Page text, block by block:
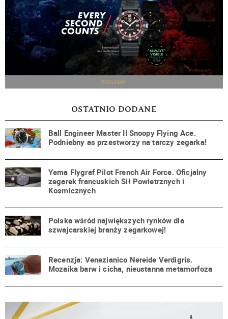
REKLAMA
OSTATNIO DODANE
Ball Engineer Master II Snoopy Flying Ace.
Podniebny as przestworzy na tarczy zegarka!
Yema Flygraf Pilot French Air Force. Oficjalny
zegarek francuskich Sił Powietrznych i
Kosmicznych
Polska wśród największych rynków dla
szwajcarskiej branży zegarkowej!
Recenzja: Venezianico Nereide Verdigris.
Mozaika barw i cicha, nieustanna metamorfoza